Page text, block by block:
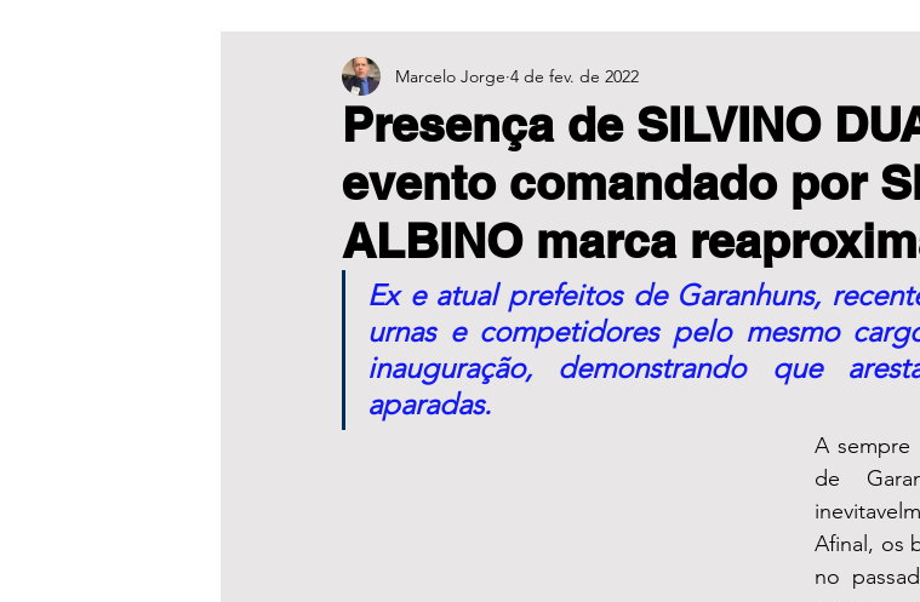
Entretenimento
Presença de SILVINO
evento comandado por
ALBINO marca
Marcelo Jorge 4 de fev. de 2022
Ex e atual prefeitos de Garanhuns,
urnas e competidores pelo mesmo
inauguração, demonstrando que
aparadas.
A sempre
de
Afinal, os
no